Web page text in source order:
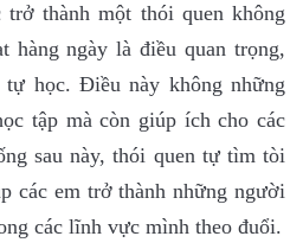
thành một thói quen không
hàng ngày là điều quan trọng,
học. Điều này không những
tập mà còn giúp ích cho các
sau này, thói quen tự tìm tòi
các em trở thành những người
các lĩnh vực mình theo đuổi.